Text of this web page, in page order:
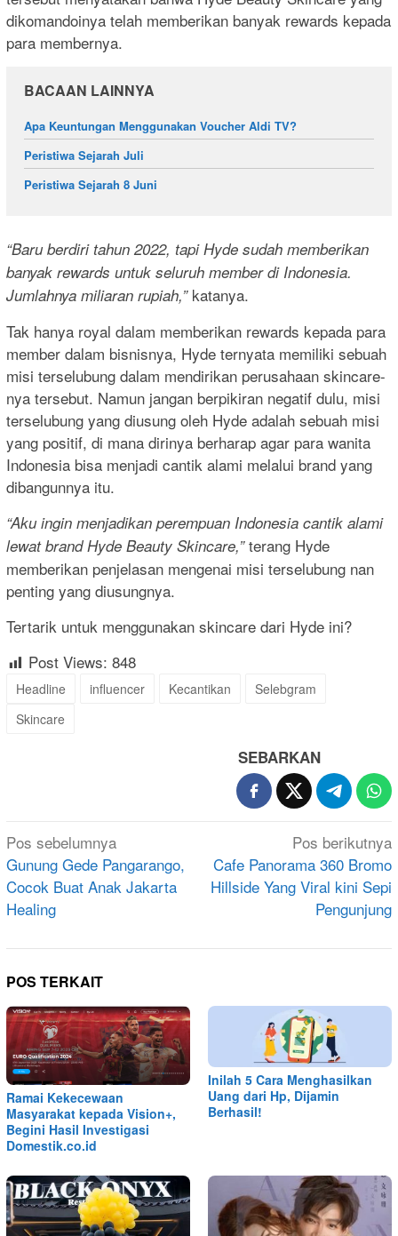
dikomandoinya telah memberikan banyak rewards kepada
para membernya.
BACAAN LAINNYA
Apa Keuntungan Menggunakan Voucher Aldi TV?
Peristiwa Sejarah Juli
Peristiwa Sejarah 8 Juni
“Baru berdiri tahun 2022, tapi Hyde sudah memberikan
banyak rewards untuk seluruh member di Indonesia.
Jumlahnya miliaran rupiah,”katanya.
Tak hanya royal dalam memberikan rewards kepada para
member dalam bisnisnya, Hyde ternyata memiliki sebuah
misi terselubung dalam mendirikan perusahaan skincare-
nya tersebut. Namun jangan berpikiran negatif dulu, misi
terselubung yang diusung oleh Hyde adalah sebuah misi
yang positif, di mana dirinya berharap agar para wanita
Indonesia bisa menjadi cantik alami melalui brand yang
dibangunnya itu.
“Aku ingin menjadikan perempuan Indonesia cantik alami
lewat brand Hyde Beauty Skincare,”terang Hyde
memberikan penjelasan mengenai misi terselubung nan
penting yang diusungnya.
Tertarik untuk menggunakan skincare dari Hyde ini?
Post Views: 848
Headline influencer Kecantikan
Selebgram
Skincare
SEBARKAN
Navigasi
pos
Pos sebelumnya
Gunung Gede Pangarango,
Cocok Buat Anak Jakarta
Healing
Pos berikutnya
Cafe Panorama 360 Bromo
Hillside Yang Viral kini Sepi
Pengunjung
POS TERKAIT
Ramai Kekecewaan
Masyarakat kepada Vision+,
Begini Hasil Investigasi
Domestik.co.id
Inilah 5 Cara Menghasilkan
Uang dari Hp, Dijamin
Berhasil!